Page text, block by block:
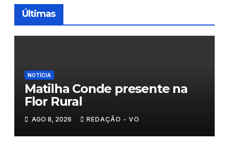
Últimas
NOTÍCIA
Matilha Conde presente na
Flor Rural
AGO 8, 2026 REDAÇÃO - VO